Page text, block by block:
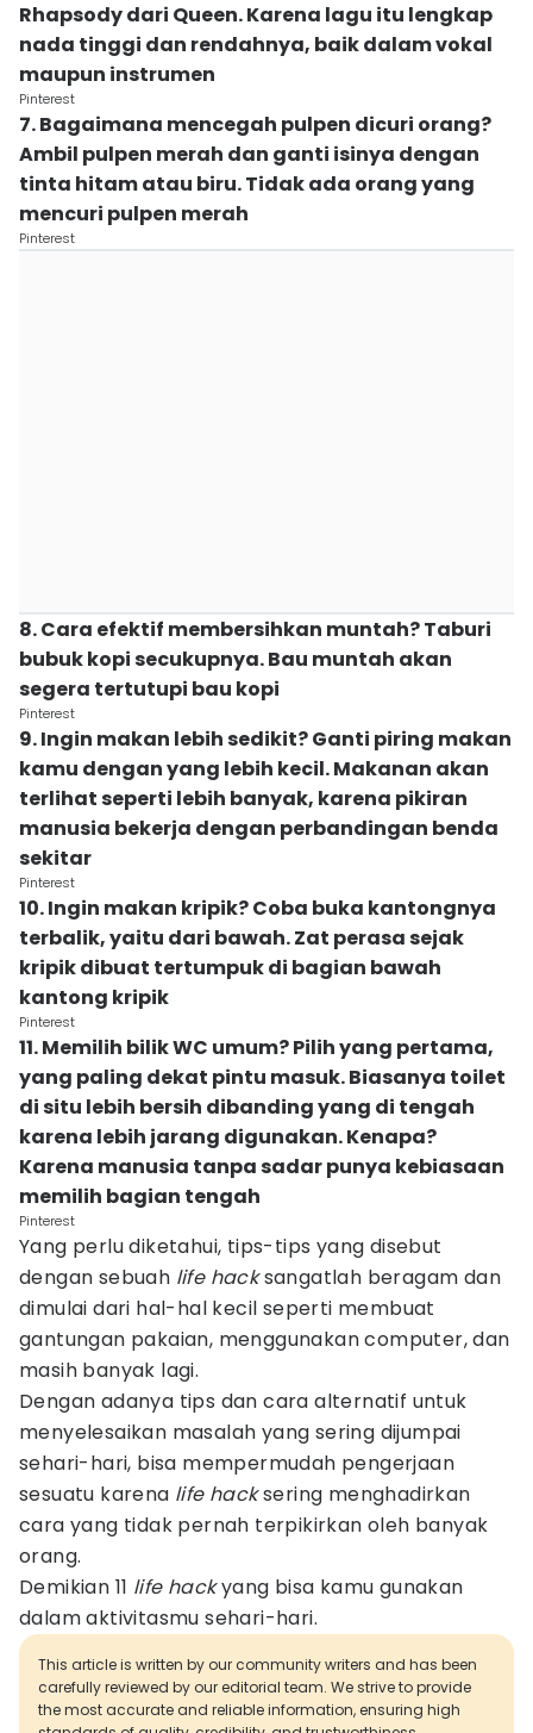
Rhapsody dari Queen. Karena lagu itu lengkap
nada tinggi dan rendahnya, baik dalam vokal
maupun instrumen
Pinterest
7. Bagaimana mencegah pulpen dicuri orang?
Ambil pulpen merah dan ganti isinya dengan
tinta hitam atau biru. Tidak ada orang yang
mencuri pulpen merah
Pinterest
8. Cara efektif membersihkan muntah? Taburi
bubuk kopi secukupnya. Bau muntah akan
segera tertutupi bau kopi
Pinterest
9. Ingin makan lebih sedikit? Ganti piring makan
kamu dengan yang lebih kecil. Makanan akan
terlihat seperti lebih banyak, karena pikiran
manusia bekerja dengan perbandingan benda
sekitar
Pinterest
10. Ingin makan kripik? Coba buka kantongnya
terbalik, yaitu dari bawah. Zat perasa sejak
kripik dibuat tertumpuk di bagian bawah
kantong kripik
Pinterest
11. Memilih bilik WC umum? Pilih yang pertama,
yang paling dekat pintu masuk. Biasanya toilet
di situ lebih bersih dibanding yang di tengah
karena lebih jarang digunakan. Kenapa?
Karena manusia tanpa sadar punya kebiasaan
memilih bagian tengah
Pinterest
Yang perlu diketahui, tips-tips yang disebut
dengan sebuah life hacksangatlah beragam dan
dimulai dari hal-hal kecil seperti membuat
gantungan pakaian, menggunakan computer, dan
masih banyak lagi.
Dengan adanya tips dan cara alternatif untuk
menyelesaikan masalah yang sering dijumpai
sehari-hari, bisa mempermudah pengerjaan
sesuatu karena life hacksering menghadirkan
cara yang tidak pernah terpikirkan oleh banyak
orang.
Demikian 11 life hackyang bisa kamu gunakan
dalam aktivitasmu sehari-hari.
This article is written by our community writers and has been
carefully reviewed by our editorial team. We strive to provide
the most accurate and reliable information, ensuring high